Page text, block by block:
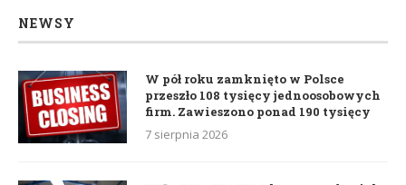
NEWSY
W pół roku zamknięto w Polsce
przeszło 108 tysięcy jednoosobowych
firm. Zawieszono ponad 190 tysięcy
7 sierpnia 2026